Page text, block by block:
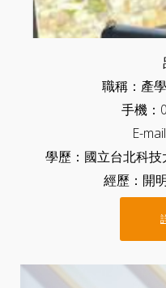
職稱：產
手機：
E-mail
學歷：國立台北科
經歷：開